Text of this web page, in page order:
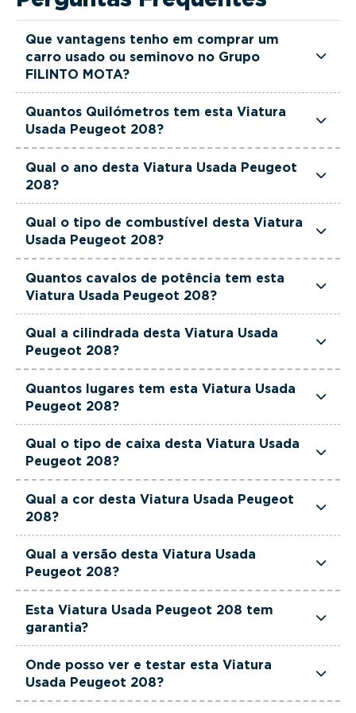
Que vantagens tenho em comprar um
carro usado ou seminovo no Grupo
FILINTO MOTA?
FILINTO MOTA são rigorosamente selecionadas
quilómetros reais garantidos. Além disso, dispõe
de uma equipa de gestores comerciais dedicada,
pronta a ajudá-lo a encontrar a viatura que
melhor se adapta às suas necessidades e ao seu
orçamento.
Quantos Quilómetros tem esta Viatura
Usada Peugeot 208?
actualmente 20045 km.
Qual o ano desta Viatura Usada Peugeot
208?
Qual o tipo de combustível desta Viatura
Usada Peugeot 208?
com uma motorização Gasolina.
Quantos cavalos de potência tem esta
Viatura Usada Peugeot 208?
de potência.
Qual a cilindrada desta Viatura Usada
Peugeot 208?
cilindrada.
Quantos lugares tem esta Viatura Usada
Peugeot 208?
Qual o tipo de caixa desta Viatura Usada
Peugeot 208?
com Caixa Manual.
Qual a cor desta Viatura Usada Peugeot
208?
Cinzento.
Qual a versão desta Viatura Usada
Peugeot 208?
PureTech Allure.
Esta Viatura Usada Peugeot 208 tem
garantia?
serviço incluem garantia até 36 meses,
Onde posso ver e testar esta Viatura
Usada Peugeot 208?